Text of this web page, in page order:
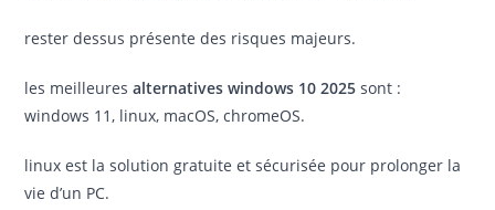
rester dessus présente des risques majeurs.
les meilleuresalternatives windows 10 2025 sont :
windows 11, linux, macOS, chromeOS.
linux est la solution gratuite et sécurisée pour prolonger la
vie d’un PC.